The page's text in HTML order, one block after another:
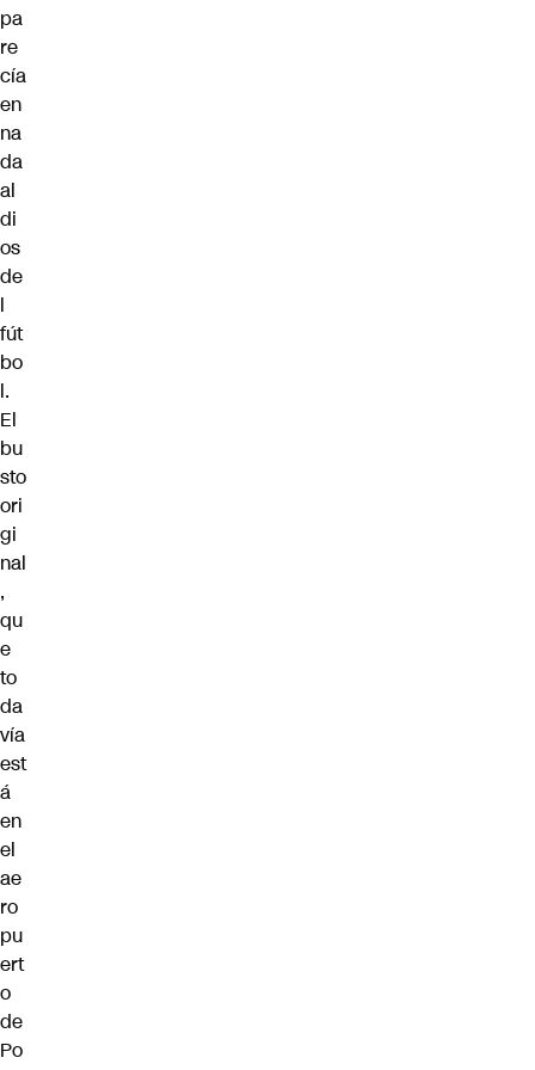
pa
re
cía
en
na
da
al
di
os
de
l
fút
bo
l.
El
bu
sto
ori
gi
nal
,
qu
e
to
da
vía
est
á
en
el
ae
ro
pu
ert
o
de
Po